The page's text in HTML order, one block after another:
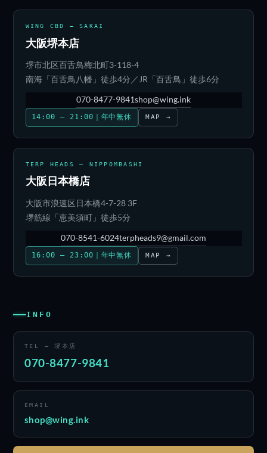
WING CBD — SAKAI
大阪堺本店
堺市北区百舌鳥梅北町3-118-4
南海「百舌鳥八幡」徒歩4分／JR「百舌鳥」徒歩6分
070-8477-9841shop@wing.ink
14:00 – 21:00｜年中無休 MAP →
TERP HEADS — NIPPOMBASHI
大阪日本橋店
大阪市浪速区日本橋4-7-28 3F
堺筋線「恵美須町」徒歩5分
070-8541-6024terpheads9@gmail.com
16:00 – 23:00｜年中無休 MAP →
INFO
TEL — 堺本店
070-8477-9841
EMAIL
shop@wing.ink